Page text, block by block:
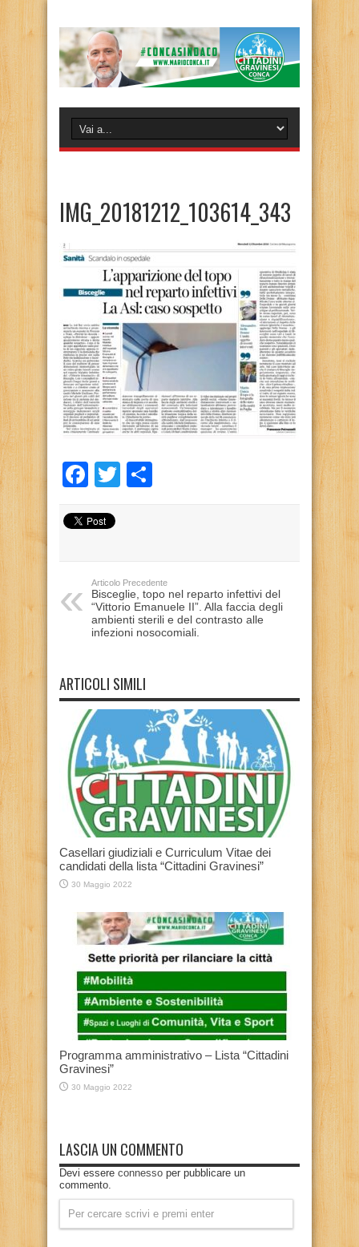
IMG_20181212_103614_343
Facebook
Twitter
Articolo Precedente
Bisceglie, topo nel reparto infettivi del
“Vittorio Emanuele II”. Alla faccia degli
ambienti sterili e del contrasto alle
infezioni nosocomiali.
ARTICOLI SIMILI
Casellari giudiziali e Curriculum Vitae dei
candidati della lista “Cittadini Gravinesi”
30 Maggio 2022
Programma amministrativo – Lista “Cittadini
Gravinesi”
30 Maggio 2022
LASCIA UN COMMENTO
Devi essere connesso per pubblicare un
commento.